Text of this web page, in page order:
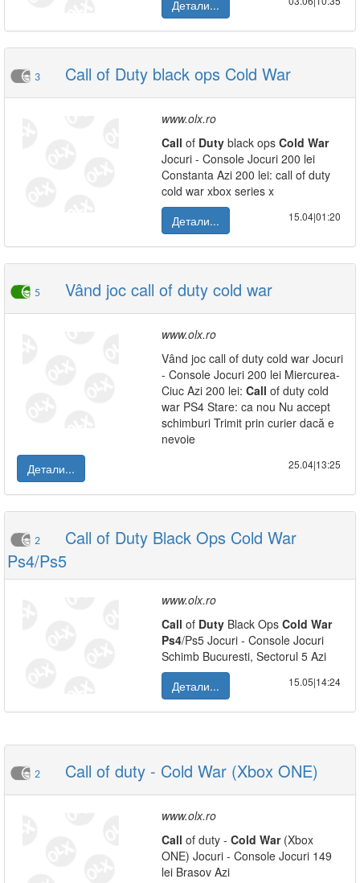
Детали...
3 Call of Duty black ops Cold War
www.olx.ro
Call of Duty black ops Cold War
Jocuri - Console Jocuri 200 lei
Constanta Azi 200 lei: call of duty
cold war xbox series x
Детали...
15.04|01:20
5 Vând joc call of duty cold war
www.olx.ro
Vând joc call of duty cold war Jocuri
- Console Jocuri 200 lei Miercurea-
Ciuc Azi 200 lei: Call of duty cold
war PS4 Stare: ca nou Nu accept
schimburi Trimit prin curier dacă e
nevoie
Детали...
25.04|13:25
2
Call of Duty Black Ops Cold War
Ps4/Ps5
www.olx.ro
Call of Duty Black Ops Cold War
Ps4/Ps5 Jocuri - Console Jocuri
Schimb Bucuresti, Sectorul 5 Azi
Детали...
15.05|14:24
2 Call of duty - Cold War (Xbox ONE)
www.olx.ro
Call of duty - Cold War(Xbox
ONE) Jocuri - Console Jocuri 149
lei Brasov Azi